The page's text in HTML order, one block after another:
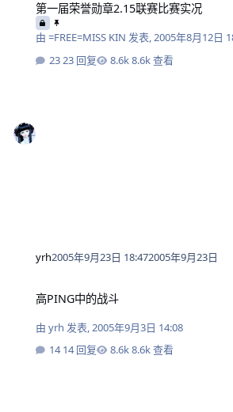
第一届荣誉勋章2.15联赛比赛实况
由 =FREE=MISS KIN 发表,2005年8月12日
23 回复
8.6k 查看
yrh2005年9月23日 18:472005年9月23日
高PING中的战斗
由 yrh 发表,2005年9月3日 14:08
14 回复
8.6k 查看